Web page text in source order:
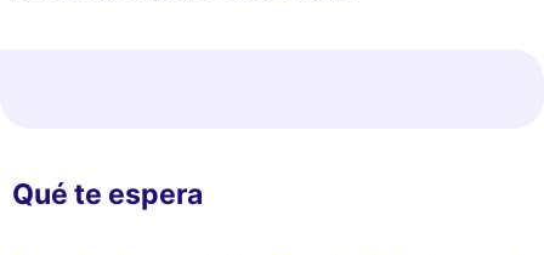
Qué te espera